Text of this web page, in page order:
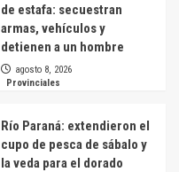
de estafa: secuestran
armas, vehículos y
detienen a un hombre
agosto 8, 2026
Provinciales
Río Paraná: extendieron el
cupo de pesca de sábalo y
la veda para el dorado